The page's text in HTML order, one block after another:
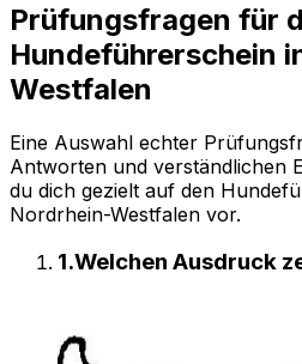
Prüfungsfragen für
Hundeführerschein
Westfalen
Eine Auswahl echter
Antworten und verständlichen
du dich gezielt auf den
Nordrhein-Westfalen vor.
1.Welchen Ausdruck